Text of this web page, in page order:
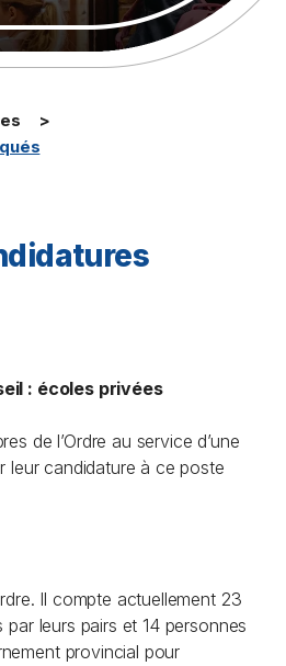
: écoles privées
de l’Ordre au service d’une
leur candidature à ce poste
Il compte actuellement 23
par leurs pairs et 14 personnes
provincial pour